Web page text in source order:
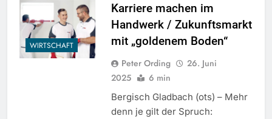
WIRTSCHAFT
Karriere machen im
Handwerk / Zukunftsmarkt
mit „goldenem Boden“
Peter Ording
26. Juni
2025
6 min
Bergisch Gladbach (ots) – Mehr
denn je gilt der Spruch: